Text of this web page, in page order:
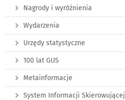
Nagrody i wyróżnienia
Wydarzenia
Urzędy statystyczne
100 lat GUS
Metainformacje
System Informacji Skierowującej